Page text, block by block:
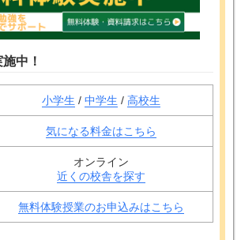
中！
小学生 / 中学生 / 高校生
気になる料金はこちら
オンライン
近くの校舎を探す
無料体験授業のお申込みはこちら